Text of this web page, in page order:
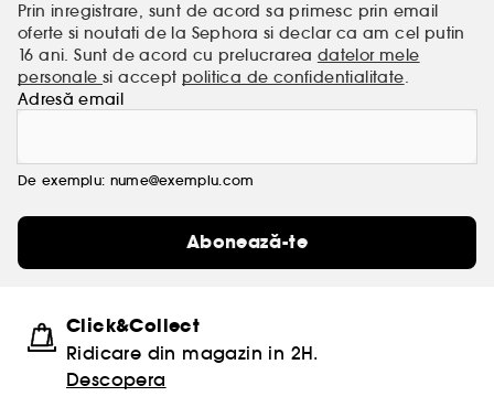
Prin inregistrare, sunt de acord sa primesc prin email
oferte si noutati de la Sephora si declar ca am cel putin
16 ani. Sunt de acord cu prelucrarea datelor mele
personalesi accept politica de confidentialitate.
Adresă email
De exemplu: nume@exemplu.com
Abonează-te
Click&Collect
Ridicare din magazin in 2H.
Descopera